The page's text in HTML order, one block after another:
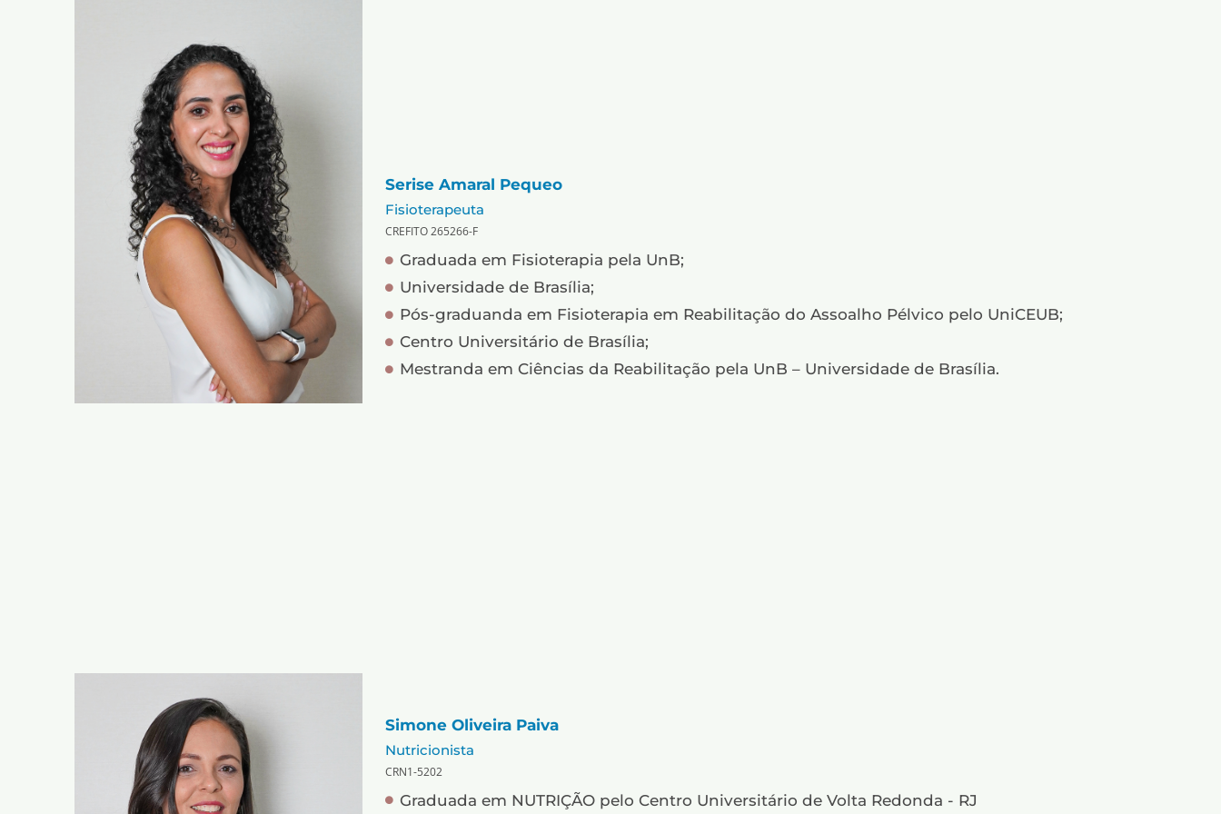
Serise Amaral Pequeo
Fisioterapeuta
CREFITO 265266-F
Graduada em Fisioterapia pela UnB;
Universidade de Brasília;
Pós-graduanda em Fisioterapia em Reabilitação do Assoalho Pélvico pelo UniCEUB;
Centro Universitário de Brasília;
Mestranda em Ciências da Reabilitação pela UnB – Universidade de Brasília.
Simone Oliveira Paiva
Nutricionista
CRN1-5202
Graduada em NUTRIÇÃO pelo Centro Universitário de Volta Redonda - RJ